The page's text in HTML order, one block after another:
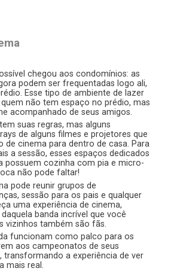
chegou aos condomínios: as
podem ser frequentadas logo ali,
Esse tipo de ambiente de lazer
não tem espaço no prédio, mas
acompanhado de seus amigos.
suas regras, mas alguns
de alguns filmes e projetores que
de cinema para dentro de casa. Para
a sessão, esses espaços dedicados
possuem cozinha com pia e micro-
não pode faltar!
pode reunir grupos de
sessão para os pais e qualquer
uma experiência de cinema,
banda incrível que você
vizinhos também são fãs.
funcionam como palco para os
aos campeonatos de seus
transformando a experiência de ver
mais real.